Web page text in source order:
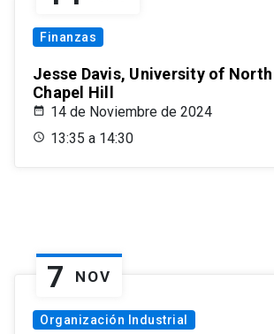
Finanzas
Jesse Davis, University of
Chapel Hill
14 de Noviembre de 2024
13:35 a 14:30
7 NOV
Organización Industrial